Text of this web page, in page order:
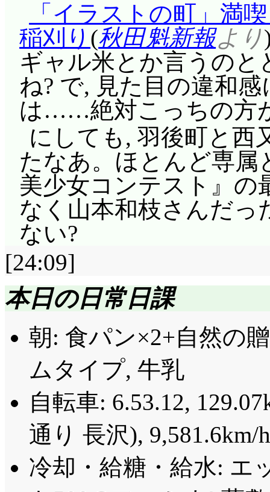
「イラストの町」満
稲刈り (秋田魁新報より
ギャル米とか言うの
ね? で, 見た目の違和
は……絶対こっちの方
にしても, 羽後町と西
たなあ。ほとんど専
美少女コンテスト』の
なく山本和枝さんだっ
ない?
[24:09]
本日の日常日課
朝: 食パン×2+自然の
ムタイプ, 牛乳
自転車: 6.53.12,
通り 長沢), 9,581.6km/h
冷却・給糖・給水: エ